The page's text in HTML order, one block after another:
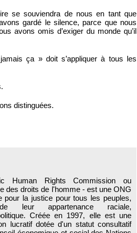
se souviendra de nous en tant que
gardé le silence, parce que nous
avons omis d’exiger du monde qu’il
ça » doit s’appliquer à tous les
distinguées.
Rights Commission ou
des droits de l'homme - est une ONG
pour la justice pour tous les peuples,
de leur appartenance raciale,
Créée en 1997, elle est une
lucratif dotée d'un statut consultatif